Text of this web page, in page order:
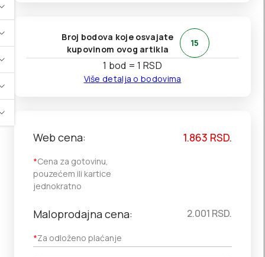
Broj bodova koje osvajate
kupovinom ovog artikla
15
1 bod = 1 RSD
Više detalja o bodovima
Web cena:
*Cena za gotovinu,
pouzećem ili kartice
jednokratno
1.863 RSD.
Maloprodajna cena:
*Za odloženo plaćanje
2.001 RSD.